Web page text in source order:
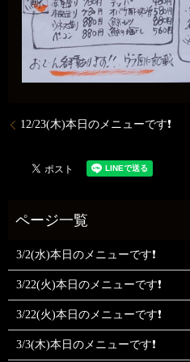
12/23(木)本日のメニューです❗
3/2(水)本日のメニューです❗
3/22(火)本日のメニューです❗
3/22(火)本日のメニューです❗
3/3(木)本日のメニューです❗